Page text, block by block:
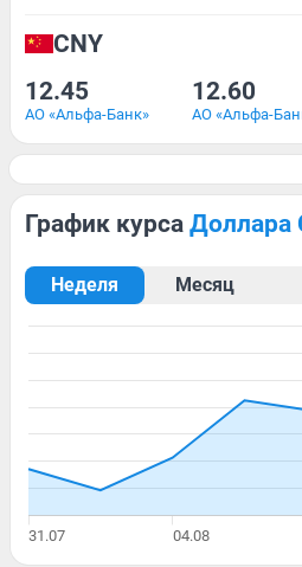
CNY
12.45
АО «Альфа-Банк»
12.60
АО «Альфа-
График курса
Неделя Месяц